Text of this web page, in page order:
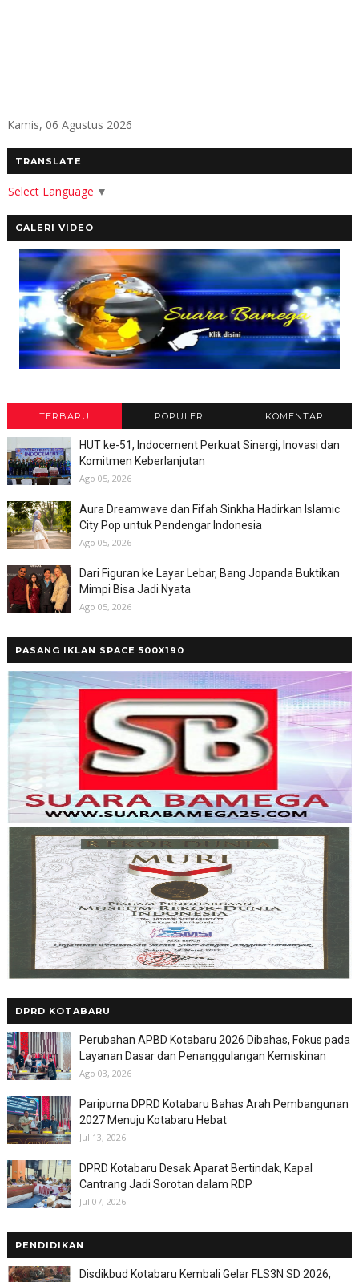
Kamis, 06 Agustus 2026
TRANSLATE
Select Language ▼
GALERI VIDEO
TERBARU POPULER KOMENTAR
HUT ke-51, Indocement Perkuat Sinergi, Inovasi dan
Komitmen Keberlanjutan
Ago 05, 2026
Aura Dreamwave dan Fifah Sinkha Hadirkan Islamic
City Pop untuk Pendengar Indonesia
Ago 05, 2026
Dari Figuran ke Layar Lebar, Bang Jopanda Buktikan
Mimpi Bisa Jadi Nyata
Ago 05, 2026
PASANG IKLAN SPACE 500X190
DPRD KOTABARU
Perubahan APBD Kotabaru 2026 Dibahas, Fokus pada
Layanan Dasar dan Penanggulangan Kemiskinan
Ago 03, 2026
Paripurna DPRD Kotabaru Bahas Arah Pembangunan
2027 Menuju Kotabaru Hebat
Jul 13, 2026
DPRD Kotabaru Desak Aparat Bertindak, Kapal
Cantrang Jadi Sorotan dalam RDP
Jul 07, 2026
PENDIDIKAN
Disdikbud Kotabaru Kembali Gelar FLS3N SD 2026,